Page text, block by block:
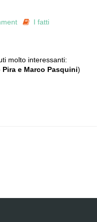
I fatti
molto interessanti:
Pira e Marco Pasquini)